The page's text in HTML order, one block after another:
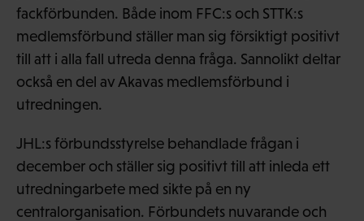
fackförbunden. Både inom FFC:s och STTK:s
medlemsförbund ställer man sig försiktigt positivt
till att i alla fall utreda denna fråga. Sannolikt deltar
också en del av Akavas medlemsförbund i
utredningen.
JHL:s förbundsstyrelse behandlade frågan i
december och ställer sig positivt till att inleda ett
utredningarbete med sikte på en ny
centralorganisation. Förbundets nuvarande och